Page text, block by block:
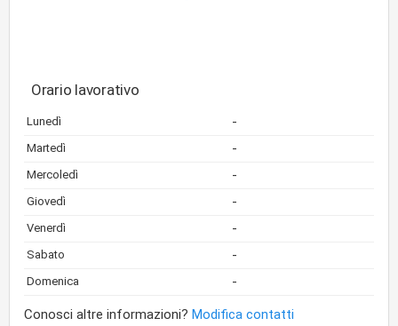
Orario lavorativo
Lunedì -
Martedì -
Mercoledì -
Giovedì -
Venerdì -
Sabato -
Domenica -
Conosci altre informazioni? Modifica contatti